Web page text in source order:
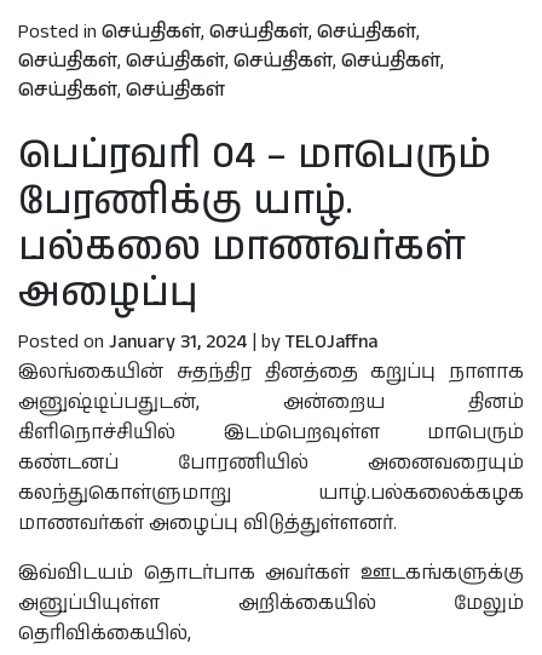
Posted in செய்திகள், செய்திகள், செய்திகள்,
செய்திகள், செய்திகள், செய்திகள், செய்திகள்,
செய்திகள், செய்திகள்
பெப்ரவரி 04 – மாபெரும்
பேரணிக்கு யாழ்.
பல்கலை மாணவர்கள்
அழைப்பு
Posted on January 31, 2024 | byTELOJaffna
இலங்கையின் சுதந்திர தினத்தை கறுப்பு நாளாக
அனுஷ்டிப்பதுடன், அன்றைய தினம்
கிளிநொச்சியில் இடம்பெறவுள்ள மாபெரும்
கண்டனப் போரணியில் அனைவரையும்
கலந்துகொள்ளுமாறு யாழ்.பல்கலைக்கழக
மாணவர்கள் அழைப்பு விடுத்துள்ளனர்.
இவ்விடயம் தொடர்பாக அவர்கள் ஊடகங்களுக்கு
அனுப்பியுள்ள அறிக்கையில் மேலும்
தெரிவிக்கையில்,